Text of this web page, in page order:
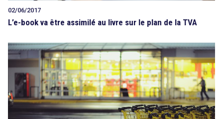
02/06/2017
L’e-book va être assimilé au livre sur le plan de la TVA